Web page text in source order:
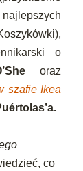
o
oraz
szafie Ikea
co